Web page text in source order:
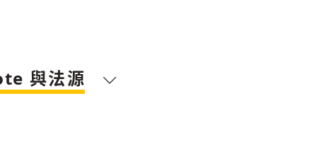
與法源